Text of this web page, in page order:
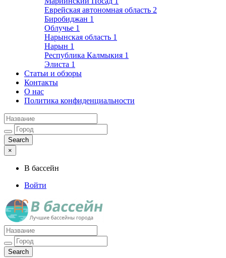
Еврейская автономная область 2
Биробиджан 1
Облучье 1
Нарынская область 1
Нарын 1
Республика Калмыкия 1
Элиста 1
Статьи и обзоры
Контакты
О нас
Политика конфиденциальности
×
В бассейн
Войти
Лучшие бассейны города